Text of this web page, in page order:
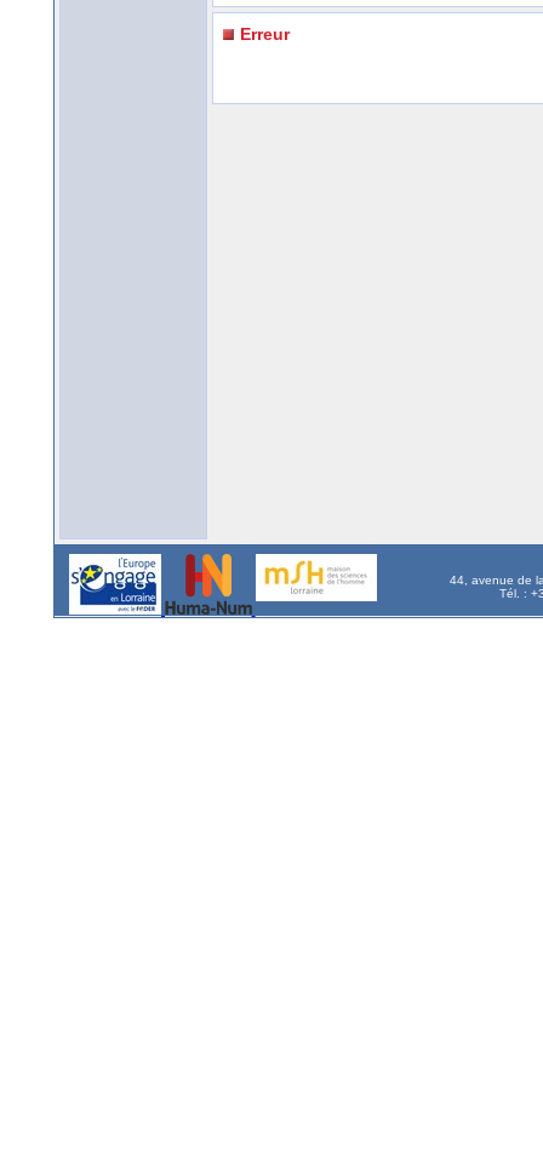
Erreur
44, avenue de
Tél. :